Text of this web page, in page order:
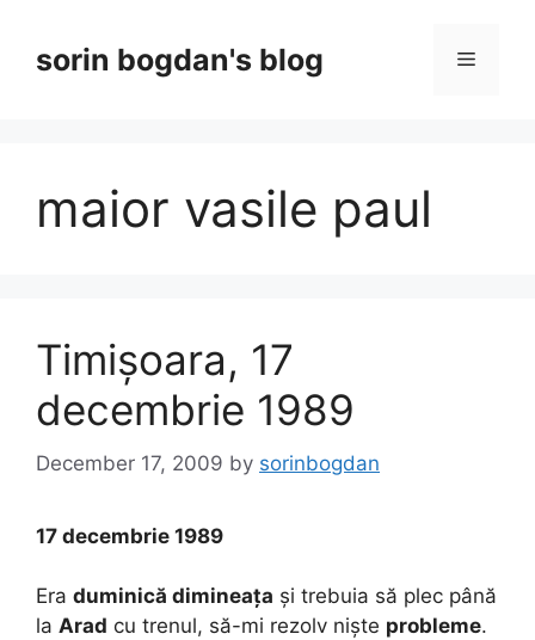
contentsorin bogdan's blog Menu
maior vasile paul
Timișoara, 17
decembrie 1989
December 17, 2009 by sorinbogdan
17 decembrie 1989
Era duminică dimineața și trebuia să plec până
la Arad cu trenul, să-mi rezolv niște probleme.